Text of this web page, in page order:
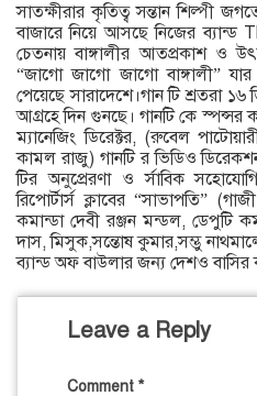
সাতক্ষীরার কৃতিত্ব সন্তান শিল্পী
বাজারে নিয়ে আসছে নিজের
চেতনায় বাঙ্গালীর আতপ্রকাশ ও
“জাগো জাগো জাগো বাঙ্গালী”
পেয়েছে সারাদেশে।গান টি শ্রতরা ১৬
আগ্রহে দিন গুনছে। গানটি কে স্পন্সর
ম্যানেজিং ডিরেক্টর, (রুবেল
কামল রাজু) গানটি র ভিডিও
টির অনুপ্রেরণা ও র্সাবিক
রিপোর্টার্স ক্লাবের “সাভাপতি”
কমান্ডা দেবী রঞ্জন মন্ডল, ডেপুটি
দাস, মিসুক,সন্তোষ কুমার,সম্ভু
ব্যান্ড অফ বাউলার জন্য দেশও বাসির
Leave a Reply
Comment *